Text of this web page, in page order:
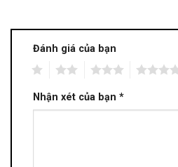
Đánh giá của bạn
Nhận xét của bạn *